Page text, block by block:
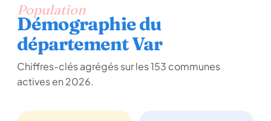
Population
Démographie du
département Var
Chiffres-clés agrégés sur les 153 communes
actives en 2026.